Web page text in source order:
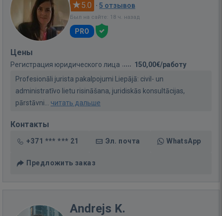
5.0 · 5 отзывов
Был на сайте: 18 ч. назад
PRO
Цены
Регистрация юридического лица
150,00€/работу
Profesionāli jurista pakalpojumi Liepājā: civil- un
administratīvo lietu risināšana, juridiskās konsultācijas,
pārstāvni... читать дальше
Контакты
+371 *** *** 21 Эл. почта WhatsApp
Предложить заказ
Andrejs K.